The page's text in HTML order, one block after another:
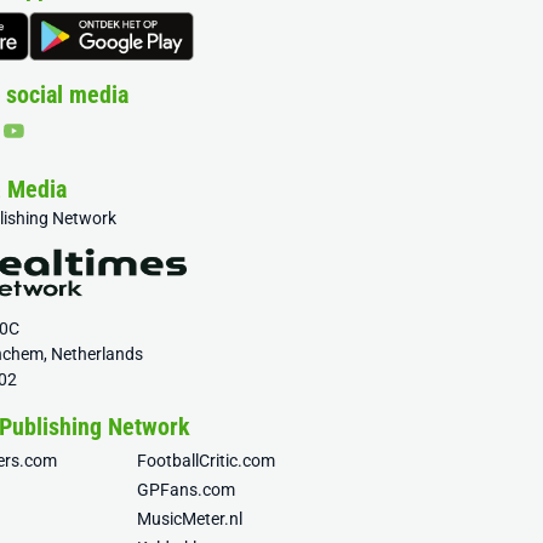
media
Media
Network
Netherlands
Network
FootballCritic.com
GPFans.com
MusicMeter.nl